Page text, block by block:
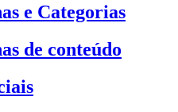
e Categorias
de conteúdo